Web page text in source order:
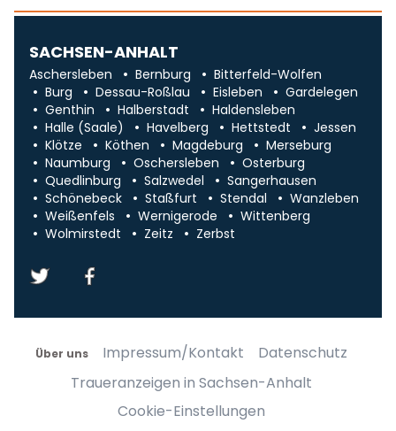
SACHSEN-ANHALT
Aschersleben Bernburg
Bitterfeld-Wolfen
Burg
Dessau-Roßlau Eisleben
Gardelegen
Genthin
Halberstadt
Haldensleben
Halle (Saale)
Havelberg Hettstedt
Jessen
Klötze
Köthen Magdeburg
Merseburg
Naumburg
Oschersleben
Osterburg
Quedlinburg
Salzwedel
Sangerhausen
Schönebeck
Staßfurt Stendal
Wanzleben
Weißenfels
Wernigerode
Wittenberg
Wolmirstedt
Zeitz Zerbst
Über uns Impressum/Kontakt
Datenschutz
Traueranzeigen in Sachsen-Anhalt
Cookie-Einstellungen